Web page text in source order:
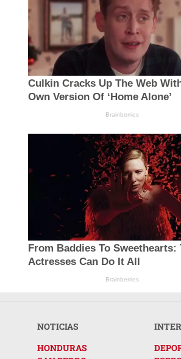
Culkin Cracks Up The Web
Own Version Of ‘Home Alone’
Brainberries
From Baddies To Sweethearts:
Actresses Can Do It All
Brainberries
NOTICIAS
HONDURAS